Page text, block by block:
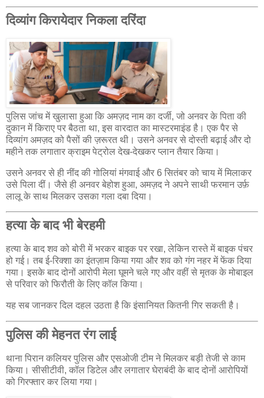
दिव्यांग किरायेदार निकला दरिंदा
पुलिस जांच में खुलासा हुआ कि अमज़द नाम का दर्जी, जो अनवर के पिता की
दुकान में किराए पर बैठता था, इस वारदात का मास्टरमाइंड है। एक पैर से
दिव्यांग अमज़द को पैसों की ज़रूरत थी। उसने अनवर से दोस्ती बढ़ाई और दो
महीने तक लगातार क्राइम पेट्रोल देख-देखकर प्लान तैयार किया।
उसने अनवर से ही नींद की गोलियां मंगवाई और 6 सितंबर को चाय में मिलाकर
उसे पिला दीं। जैसे ही अनवर बेहोश हुआ, अमज़द ने अपने साथी फरमान उर्फ़
लालू के साथ मिलकर उसका गला दबा दिया।
हत्या के बाद भी बेरहमी
हत्या के बाद शव को बोरी में भरकर बाइक पर रखा, लेकिन रास्ते में बाइक पंचर
हो गई। तब ई-रिक्शा का इंतज़ाम किया गया और शव को गंग नहर में फेंक दिया
गया। इसके बाद दोनों आरोपी मेला घूमने चले गए और वहीं से मृतक के मोबाइल
से परिवार को फिरौती के लिए कॉल किया।
यह सब जानकर दिल दहल उठता है कि इंसानियत कितनी गिर सकती है।
पुलिस की मेहनत रंग लाई
थाना पिरान कलियर पुलिस और एसओजी टीम ने मिलकर बड़ी तेजी से काम
किया। सीसीटीवी, कॉल डिटेल और लगातार घेराबंदी के बाद दोनों आरोपियों
को गिरफ्तार कर लिया गया।